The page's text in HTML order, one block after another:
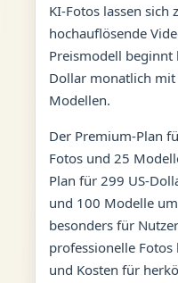
KI-Fotos lassen sich
hochauflösende
Preismodell beginnt
Dollar monatlich mit
Modellen.
Der Premium-Plan
Fotos und 25
Plan für 299 US-
und 100 Modelle
besonders für
professionelle
und Kosten für